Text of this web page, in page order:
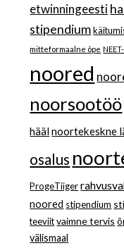
etwinningeesti
stipendium
mitteformaalne õpe
noored
noorsootöö
häälnoortekeskne
osalus
ProgeTiiger
noored stipendium
teeviit vaimne tervis
välismaal